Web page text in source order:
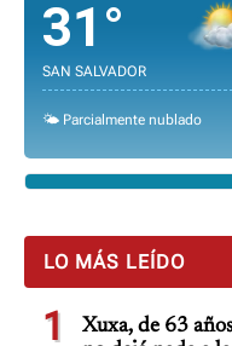
31°
SAN SALVADOR
🌤️ Parcialmente nublado
LO MÁS LEÍDO
1
Xuxa, de 63